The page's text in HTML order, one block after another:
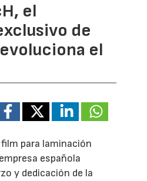
el
de
el
para laminación
española
y dedicación de la